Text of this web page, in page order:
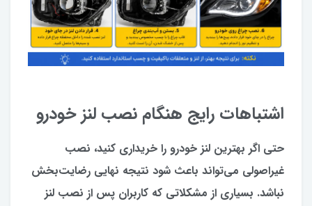
اشتباهات رایج هنگام نصب لنز خودرو
حتی اگر بهترین لنز خودرو را خریداری کنید، نصب
غیراصولی می‌تواند باعث شود نتیجه نهایی رضایت‌بخش
نباشد. بسیاری از مشکلاتی که کاربران پس از نصب لنز